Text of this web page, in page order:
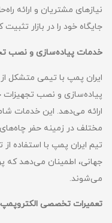
نیازهای مشتریان و ارائه
جایگاه خود را در بازار تثبیت
خدمات پیاده‌سازی و نصب
ایران پمپ با تیمی متشکل
پیاده‌سازی و نصب تجهیزات
ارائه می‌دهد. این خدمات
مختلف در زمینه حفر
تیم ایران پمپ با استفاده
جهانی، اطمینان می‌دهد که
می‌شوند.
تعمیرات تخصصی